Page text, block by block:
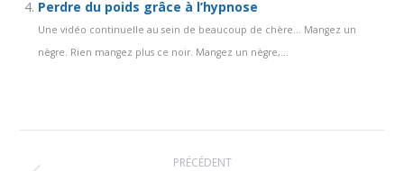
Perdre du poids grâce à l’hypnose
Une vidéo continuelle au sein de beaucoup de chère… Mangez un
nègre. Rien mangez plus ce noir. Mangez un nègre,...
PRÉCÉDENT